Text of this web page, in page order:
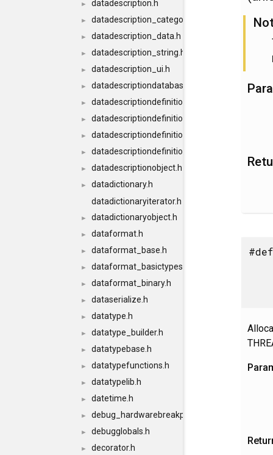
► datadescription.h
► datadescription_category.h
► datadescription_data.h
► datadescription_string.h
► datadescription_ui.h
► datadescriptiondatabase.h
► datadescriptiondefinition.h
► datadescriptiondefinition_conversion.h
► datadescriptiondefinitiondatabase.h
► datadescriptiondefinitiondatabaseimpl.h
► datadescriptionobject.h
►
datadictionary.h
datadictionaryiterator.h
► datadictionaryobject.h
► dataformat.h
► dataformat_base.h
► dataformat_basictypes.h
► dataformat_binary.h
► dataserialize.h
► datatype.h
► datatype_builder.h
► datatypebase.h
► datatypefunctions.h
► datatypelib.h
► datetime.h
► debug_hardwarebreakpoints.h
► debugglobals.h
► decorator.h